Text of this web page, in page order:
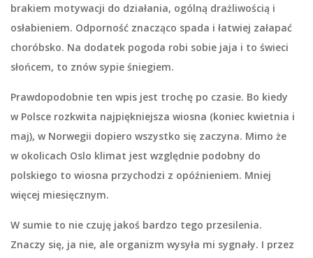
brakiem motywacji do działania, ogólną drażliwością i
osłabieniem. Odporność znacząco spada i łatwiej załapać
choróbsko. Na dodatek pogoda robi sobie jaja i to świeci
słońcem, to znów sypie śniegiem.
Prawdopodobnie ten wpis jest trochę po czasie. Bo kiedy
w Polsce rozkwita najpiękniejsza wiosna (koniec kwietnia i
maj), w Norwegii dopiero wszystko się zaczyna. Mimo że
w okolicach Oslo klimat jest względnie podobny do
polskiego to wiosna przychodzi z opóźnieniem. Mniej
więcej miesięcznym.
W sumie to nie czuję jakoś bardzo tego przesilenia.
Znaczy się, ja nie, ale organizm wysyła mi sygnały. I przez